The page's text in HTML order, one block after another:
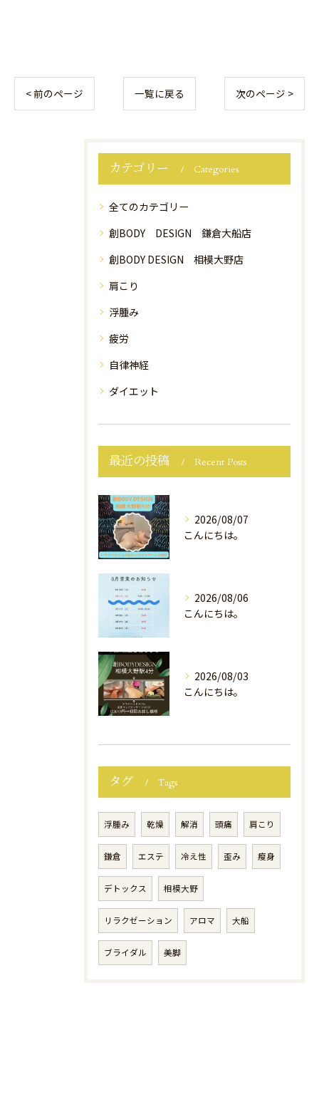
< 前のページ 一覧に戻る 次のページ >
カテゴリー Categories
全てのカテゴリー
創BODY DESIGN 鎌倉大船店
創BODY DESIGN 相模大野店
肩こり
浮腫み
疲労
自律神経
ダイエット
最近の投稿 Recent Posts
2026/08/07
こんにちは。
2026/08/06
こんにちは。
2026/08/03
こんにちは。
タグ Tags
浮腫み 乾燥 解消 頭痛 肩こり
鎌倉 エステ 冷え性 歪み 瘦身
デトックス 相模大野
リラクゼーション アロマ 大船
ブライダル 美脚